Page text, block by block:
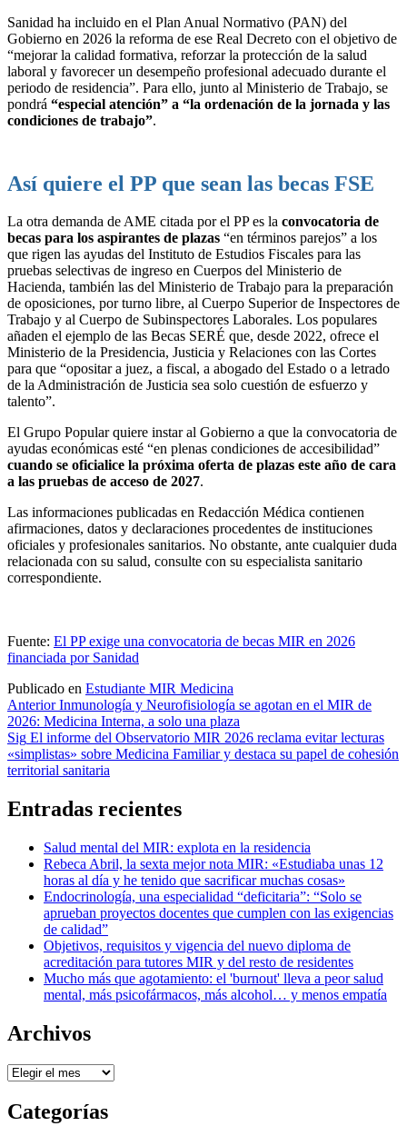
Sanidad ha incluido en el Plan Anual Normativo (PAN) del
Gobierno en 2026 la reforma de ese Real Decreto con el objetivo de
“mejorar la calidad formativa, reforzar la protección de la salud
laboral y favorecer un desempeño profesional adecuado durante el
periodo de residencia”. Para ello, junto al Ministerio de Trabajo, se
pondrá “especial atención” a “la ordenación de la jornada y las
condiciones de trabajo”.
Así quiere el PP que sean las becas FSE
La otra demanda de AME citada por el PP es la convocatoria de
becas para los aspirantes de plazas “en términos parejos” a los
que rigen las ayudas del Instituto de Estudios Fiscales para las
pruebas selectivas de ingreso en Cuerpos del Ministerio de
Hacienda, también las del Ministerio de Trabajo para la preparación
de oposiciones, por turno libre, al Cuerpo Superior de Inspectores de
Trabajo y al Cuerpo de Subinspectores Laborales. Los populares
añaden el ejemplo de las Becas SERÉ que, desde 2022, ofrece el
Ministerio de la Presidencia, Justicia y Relaciones con las Cortes
para que “opositar a juez, a fiscal, a abogado del Estado o a letrado
de la Administración de Justicia sea solo cuestión de esfuerzo y
talento”.
El Grupo Popular quiere instar al Gobierno a que la convocatoria de
ayudas económicas esté “en plenas condiciones de accesibilidad”
cuando se oficialice la próxima oferta de plazas este año de cara
a las pruebas de acceso de 2027.
Las informaciones publicadas en Redacción Médica contienen
afirmaciones, datos y declaraciones procedentes de instituciones
oficiales y profesionales sanitarios. No obstante, ante cualquier duda
relacionada con su salud, consulte con su especialista sanitario
correspondiente.
Fuente: El PP exige una convocatoria de becas MIR en 2026
financiada por Sanidad
Publicado en Estudiante MIR Medicina
Navegación
de
entradas
Anterior Inmunología y Neurofisiología se agotan en el MIR de
2026: Medicina Interna, a solo una plaza
Sig El informe del Observatorio MIR 2026 reclama evitar lecturas
«simplistas» sobre Medicina Familiar y destaca su papel de cohesión
territorial sanitaria
Entradas recientes
Salud mental del MIR: explota en la residencia
Rebeca Abril, la sexta mejor nota MIR: «Estudiaba unas 12
horas al día y he tenido que sacrificar muchas cosas»
Endocrinología, una especialidad “deficitaria”: “Solo se
aprueban proyectos docentes que cumplen con las exigencias
de calidad”
Objetivos, requisitos y vigencia del nuevo diploma de
acreditación para tutores MIR y del resto de residentes
Mucho más que agotamiento: el 'burnout' lleva a peor salud
mental, más psicofármacos, más alcohol… y menos empatía
Archivos
Archivos
Categorías